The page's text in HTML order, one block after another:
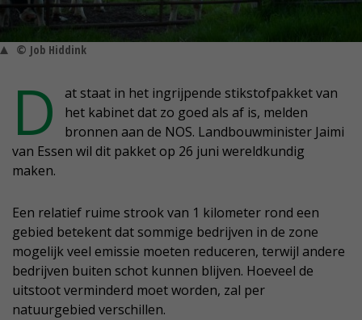
© Job Hiddink
D
at staat in het ingrijpende stikstofpakket van
het kabinet dat zo goed als af is, melden
bronnen aan de NOS. Landbouwminister Jaimi
van Essen wil dit pakket op 26 juni wereldkundig
maken.
Een relatief ruime strook van 1 kilometer rond een
gebied betekent dat sommige bedrijven in de zone
mogelijk veel emissie moeten reduceren, terwijl andere
bedrijven buiten schot kunnen blijven. Hoeveel de
uitstoot verminderd moet worden, zal per
natuurgebied verschillen.